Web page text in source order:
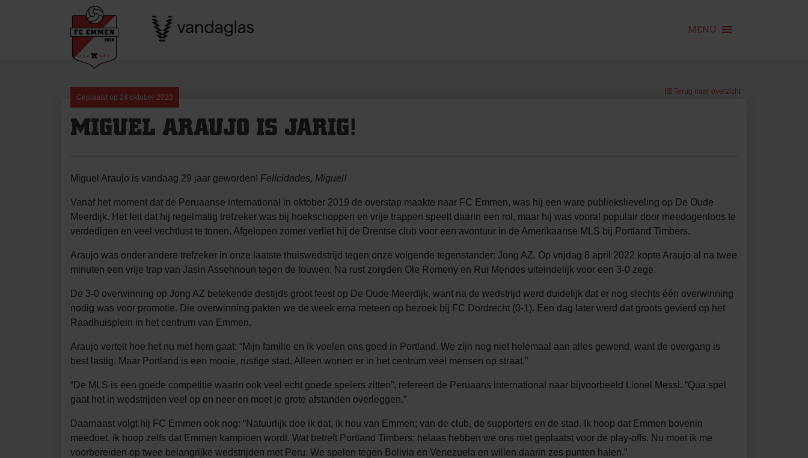
MENU
Geplaatst op 24 oktober 2023
Terug naar overzicht
MIGUEL ARAUJO IS JARIG!
Miguel Araujo is vandaag 29 jaar geworden! Felicidades, Miguel!
Vanaf het moment dat de Peruaanse international in oktober 2019 de overstap maakte naar FC Emmen, was hij een ware publiekslieveling op De Oude
Meerdijk. Het feit dat hij regelmatig trefzeker was bij hoekschoppen en vrije trappen speelt daarin een rol, maar hij was vooral populair door meedogenloos te
verdedigen en veel vechtlust te tonen. Afgelopen zomer verliet hij de Drentse club voor een avontuur in de Amerikaanse MLS bij Portland Timbers.
Araujo was onder andere trefzeker in onze laatste thuiswedstrijd tegen onze volgende tegenstander: Jong AZ. Op vrijdag 8 april 2022 kopte Araujo al na twee
minuten een vrije trap van Jasin Assehnoun tegen de touwen. Na rust zorgden Ole Romeny en Rui Mendes uiteindelijk voor een 3-0 zege.
De 3-0 overwinning op Jong AZ betekende destijds groot feest op De Oude Meerdijk, want na de wedstrijd werd duidelijk dat er nog slechts één overwinning
nodig was voor promotie. Die overwinning pakten we de week erna meteen op bezoek bij FC Dordrecht (0-1). Een dag later werd dat groots gevierd op het
Raadhuisplein in het centrum van Emmen.
Araujo vertelt hoe het nu met hem gaat: “Mijn familie en ik voelen ons goed in Portland. We zijn nog niet helemaal aan alles gewend, want de overgang is
best lastig. Maar Portland is een mooie, rustige stad. Alleen wonen er in het centrum veel mensen op straat.”
“De MLS is een goede competitie waarin ook veel echt goede spelers zitten”, refereert de Peruaans international naar bijvoorbeeld Lionel Messi. “Qua spel
gaat het in wedstrijden veel op en neer en moet je grote afstanden overleggen.”
Daarnaast volgt hij FC Emmen ook nog: “Natuurlijk doe ik dat, ik hou van Emmen; van de club, de supporters en de stad. Ik hoop dat Emmen bovenin
meedoet, ik hoop zelfs dat Emmen kampioen wordt. Wat betreft Portland Timbers: helaas hebben we ons niet geplaatst voor de play-offs. Nu moet ik me
voorbereiden op twee belangrijke wedstrijden met Peru. We spelen tegen Bolivia en Venezuela en willen daarin zes punten halen.”